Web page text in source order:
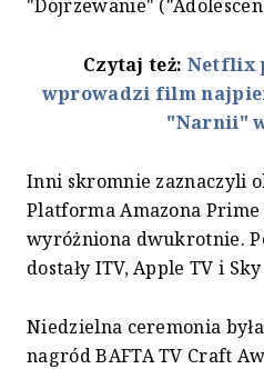
"Dojrzewanie"
Czytaj też: Netflix
wprowadzi film
"Narnii"
Inni skromnie zaznaczyli
Platforma Amazona Prime
wyróżniona dwukrotnie.
dostały ITV, Apple TV i
Niedzielna ceremonia
nagród BAFTA TV Craft